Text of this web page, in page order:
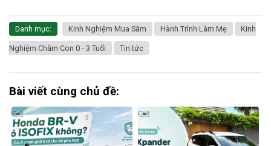
Danh mục: Kinh Nghiệm Mua Sắm Hành Trình Làm Mẹ Kinh
Nghiệm Chăm Con 0 - 3 Tuổi Tin tức
Bài viết cùng chủ đề: